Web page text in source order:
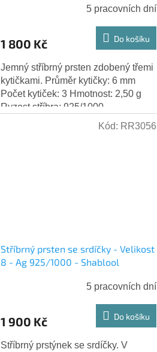
5 pracovních dní
1 800 Kč Do košíku
Jemný stříbrný prsten zdobený třemi
kytičkami. Průměr kytičky: 6 mm
Počet kytiček: 3 Hmotnost: 2,50 g
Ryzost stříbra: 925/1000
Stříbrný prsten se srdíčky - Velikost
8 - Ag 925/1000 - Shablool
5 pracovních dní
1 900 Kč Do košíku
Stříbrný prstýnek se srdíčky. V
Kód: RR3056